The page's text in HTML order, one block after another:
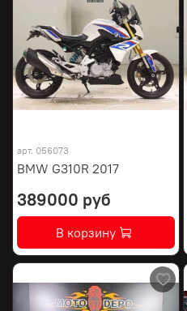
арт. 056073
BMW G310R 2017
389000 руб
В корзину